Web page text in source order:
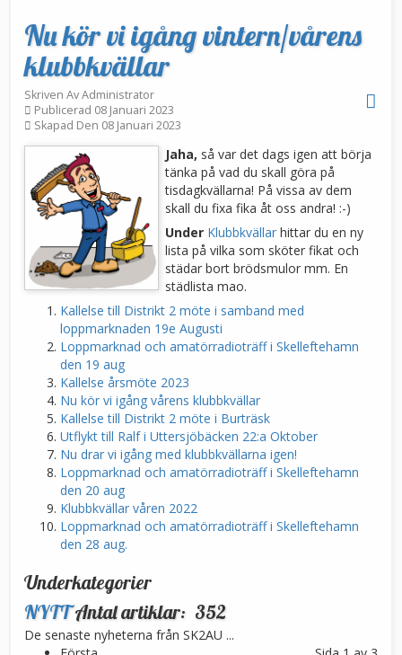
Nu kör vi igång vintern/vårens
klubbkvällar
Skriven AvAdministrator
Publicerad 08 Januari 2023
Skapad Den 08 Januari 2023
Jaha, så var det dags igen att börja
tänka på vad du skall göra på
tisdagkvällarna! På vissa av dem
skall du fixa fika åt oss andra! :-)
Under Klubbkvällar hittar du en ny
lista på vilka som sköter fikat och
städar bort brödsmulor mm. En
städlista mao.
Kallelse till Distrikt 2 möte i samband med
loppmarknaden 19e Augusti
Loppmarknad och amatörradioträff i Skelleftehamn
den 19 aug
Kallelse årsmöte 2023
Nu kör vi igång vårens klubbkvällar
Kallelse till Distrikt 2 möte i Burträsk
Utflykt till Ralf i Uttersjöbäcken 22:a Oktober
Nu drar vi igång med klubbkvällarna igen!
Loppmarknad och amatörradioträff i Skelleftehamn
den 20 aug
Klubbkvällar våren 2022
Loppmarknad och amatörradioträff i Skelleftehamn
den 28 aug.
Underkategorier
NYTT Antal artiklar: 352
De senaste nyheterna från SK2AU ...